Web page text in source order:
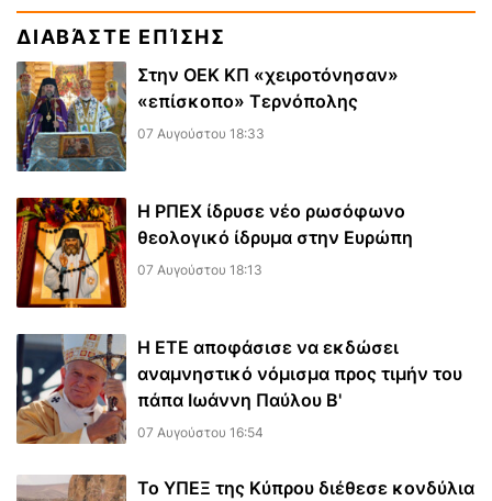
ΔΙΑΒΆΣΤΕ ΕΠΊΣΗΣ
Στην ΟΕΚ ΚΠ «χειροτόνησαν»
«επίσκοπο» Τερνόπολης
07 Αυγούστου 18:33
Η ΡΠΕΧ ίδρυσε νέο ρωσόφωνο
θεολογικό ίδρυμα στην Ευρώπη
07 Αυγούστου 18:13
Η ΕΤΕ αποφάσισε να εκδώσει
αναμνηστικό νόμισμα προς τιμήν του
πάπα Ιωάννη Παύλου Β'
07 Αυγούστου 16:54
Το ΥΠΕΞ της Κύπρου διέθεσε κονδύλια